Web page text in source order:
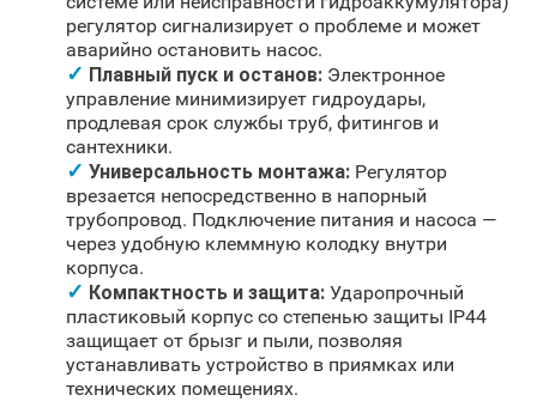
регулятор сигнализирует о проблеме и может
аварийно остановить насос.
Плавный пуск и останов: Электронное
управление минимизирует гидроудары,
продлевая срок службы труб, фитингов и
сантехники.
Универсальность монтажа: Регулятор
врезается непосредственно в напорный
трубопровод. Подключение питания и насоса —
через удобную клеммную колодку внутри
корпуса.
Компактность и защита: Ударопрочный
пластиковый корпус со степенью защиты IP44
защищает от брызг и пыли, позволяя
устанавливать устройство в приямках или
технических помещениях.